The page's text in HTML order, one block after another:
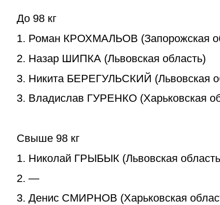
До 98 кг
1. Роман КРОХМАЛЬОВ (Запорожская
2. Назар ШИПКА (Львовская область)
3. Никита БЕРЕГУЛЬСКИЙ (Львовская
3. Владислав ГУРЕНКО (Харьковская
Свыше 98 кг
1. Николай ГРЫБЫК (Львовская
2. —
3. Денис СМИРНОВ (Харьковская